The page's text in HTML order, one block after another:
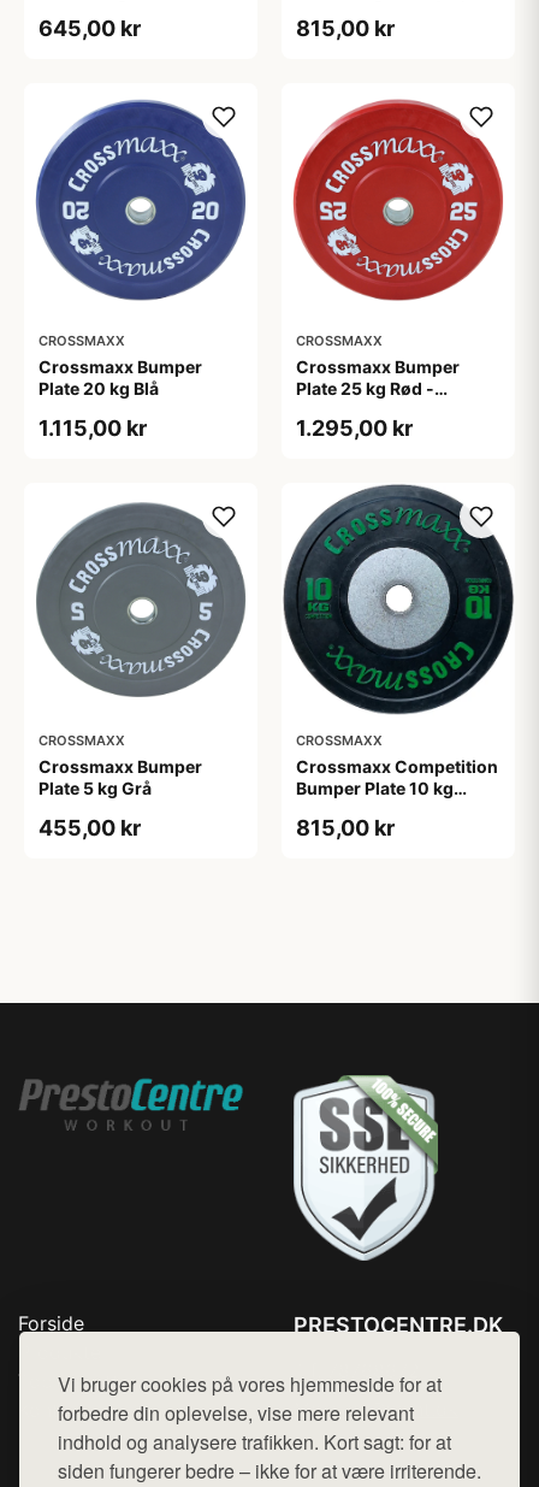
Vi bruger cookies på vores hjemmeside for at
forbedre din oplevelse, vise mere relevant
indhold og analysere trafikken. Kort sagt: for at
siden fungerer bedre – ikke for at være irriterende.
645,00 kr 815,00 kr
CROSSMAXX
Crossmaxx Bumper
Plate 20 kg Blå
1.115,00 kr
CROSSMAXX
Crossmaxx Bumper
Plate 25 kg Rød -
cm, 50 mm hul
1.295,00 kr
CROSSMAXX
Crossmaxx Bumper
Plate 5 kg Grå
455,00 kr
CROSSMAXX
Crossmaxx Competition
Bumper Plate 10 kg
815,00 kr
Forside
Top Rabatter
Kontakt
PRESTOCENTRE.DK
Mail: hej@want.dk
Cookie- og privatlivspolitik